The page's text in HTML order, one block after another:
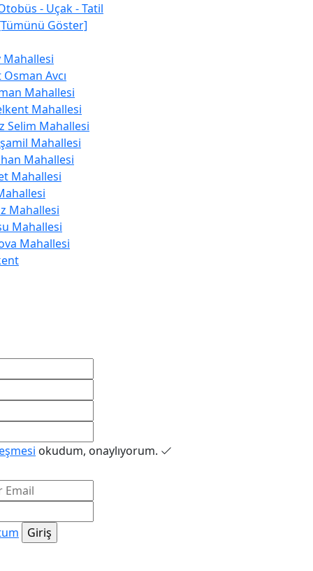
- Uçak - Tatil
Göster]
Mahallesi
Avcı
Mahallesi
Mahallesi
Selim Mahallesi
Mahallesi
Mahallesi
Mahallesi
Mahallesi
Mahallesi
Mahallesi
okudum, onaylıyorum.